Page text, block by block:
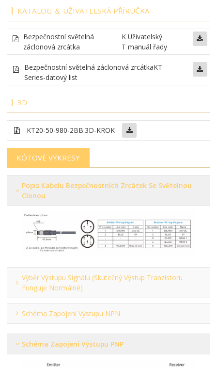
KATALOG ＆ UŽIVATELSKÁ PŘÍRUČKA
Bezpečnostní světelná
záclonová zrcátka
K
T
Uživatelský
manuál řady
Bezpečnostní světelná záclonová zrcátkaKT
Series-datový list
3D
KT20-50-980-2BB.3D-KROK
KÓTOVÉ VÝKRESY
Popis Kabelu Bezpečnostních Zrcátek Se Světelnou
Clonou
Výběr Výstupu Signálu (skutečný Výstup Tranzistoru
Funguje Normálně)
Schéma Zapojení Výstupu NPN
Schéma Zapojení Výstupu PNP